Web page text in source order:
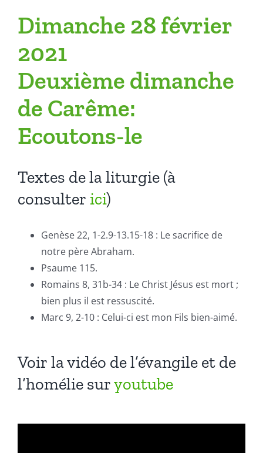
Dimanche 28 février
2021
Deuxième dimanche
de Carême:
Ecoutons-le
Textes de la liturgie (à
consulter ici)
Genèse 22, 1-2.9-13.15-18 : Le sacrifice de
notre père Abraham.
Psaume 115.
Romains 8, 31b-34 : Le Christ Jésus est mort ;
bien plus il est ressuscité.
Marc 9, 2-10 : Celui-ci est mon Fils bien-aimé.
Voir la vidéo de l’évangile et de
l’homélie suryoutube